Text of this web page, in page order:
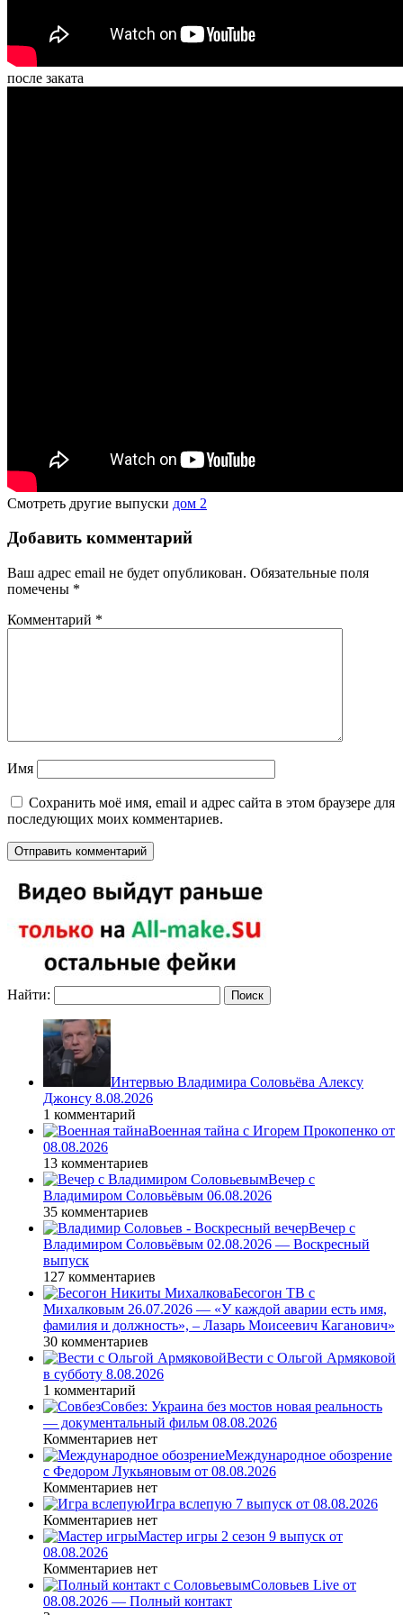
после заката
Смотреть другие выпуски дом 2
Добавить комментарий
Ваш адрес email не будет опубликован. Обязательные поля
помечены *
Комментарий *
Имя
Сохранить моё имя, email и адрес сайта в этом браузере для
последующих моих комментариев.
Найти:
Интервью Владимира Соловьёва Алексу
Джонсу 8.08.2026
1 комментарий
Военная тайна с Игорем Прокопенко от
08.08.2026
13 комментариев
Вечер с
Владимиром Соловьёвым 06.08.2026
35 комментариев
Вечер с
Владимиром Соловьёвым 02.08.2026 — Воскресный
выпуск
127 комментариев
Бесогон ТВ с
Михалковым 26.07.2026 — «У каждой аварии есть имя,
фамилия и должность», – Лазарь Моисеевич Каганович»
30 комментариев
Вести с Ольгой Армяковой
в субботу 8.08.2026
1 комментарий
Совбез: Украина без мостов новая реальность
— документальный фильм 08.08.2026
Комментариев нет
Международное обозрение
с Федором Лукьяновым от 08.08.2026
Комментариев нет
Игра вслепую 7 выпуск от 08.08.2026
Комментариев нет
Мастер игры 2 сезон 9 выпуск от
08.08.2026
Комментариев нет
Соловьев Live от
08.08.2026 — Полный контакт